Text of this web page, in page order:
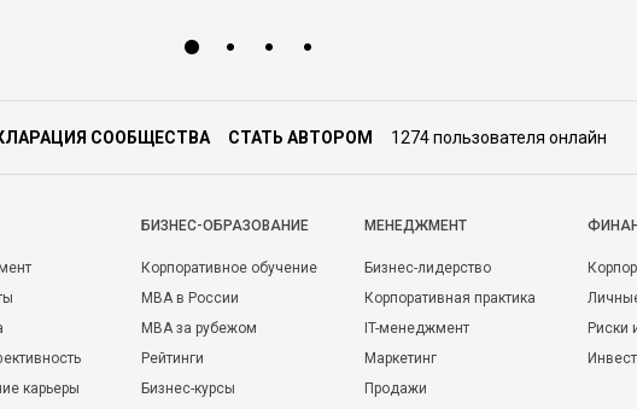
СООБЩЕСТВА СТАТЬ АВТОРОМ 1274 пользователя онлайн
карьеры
БИЗНЕС-ОБРАЗОВАНИЕ
Корпоративное обучение
MBA в России
MBA за рубежом
Рейтинги
Бизнес-курсы
МЕНЕДЖМЕНТ
Бизнес-лидерство
Корпоративная практика
IT-менеджмент
Маркетинг
Продажи
Риски